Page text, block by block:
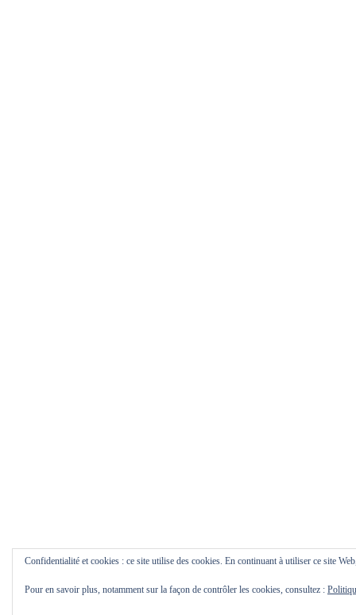
Confidentialité et cookies : ce site utilise des cookies. En continuant à utiliser ce site
Pour en savoir plus, notamment sur la façon de contrôler les cookies, consultez :